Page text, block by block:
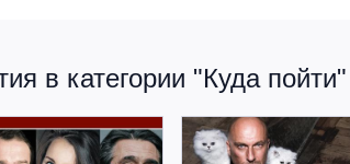
в категории "Куда пойти"